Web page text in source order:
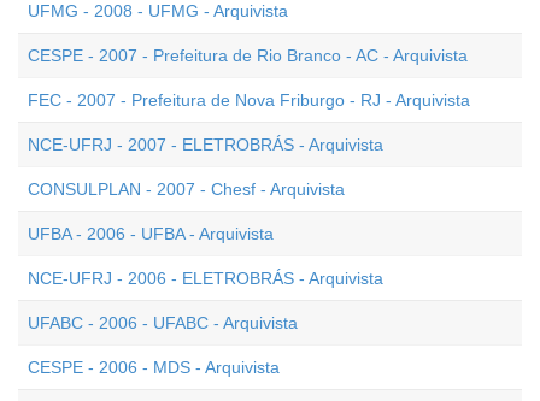
UFMG - 2008 - UFMG - Arquivista
CESPE - 2007 - Prefeitura de Rio Branco - AC - Arquivista
FEC - 2007 - Prefeitura de Nova Friburgo - RJ - Arquivista
NCE-UFRJ - 2007 - ELETROBRÁS - Arquivista
CONSULPLAN - 2007 - Chesf - Arquivista
UFBA - 2006 - UFBA - Arquivista
NCE-UFRJ - 2006 - ELETROBRÁS - Arquivista
UFABC - 2006 - UFABC - Arquivista
CESPE - 2006 - MDS - Arquivista